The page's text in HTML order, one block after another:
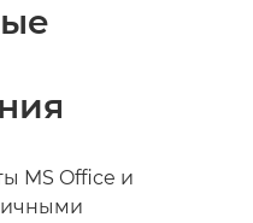
MS Office и